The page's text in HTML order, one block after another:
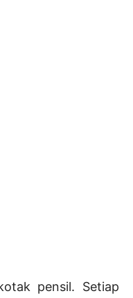
pensil. Setiap